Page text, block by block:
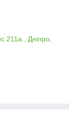
211а., Дніпро,